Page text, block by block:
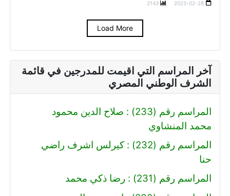
2023-02-28
2143
Load More
آخر المراسم التي اقيمت للمدرجين في قائمة
الشرف الوطني المصري
المراسم رقم (233) : صلاح الدين محمود
محمد المنشاوي
المراسم رقم (232) : كيرلس اشرف راضي
حنا
المراسم رقم (231) : رضا ذكي محمد